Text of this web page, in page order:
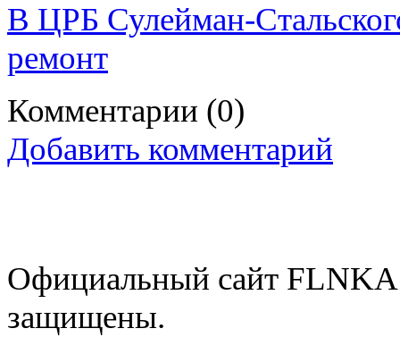
В ЦРБ Сулейман-
ремонт
Комментарии (0)
Добавить комментарий
Официальный сайт
защищены.